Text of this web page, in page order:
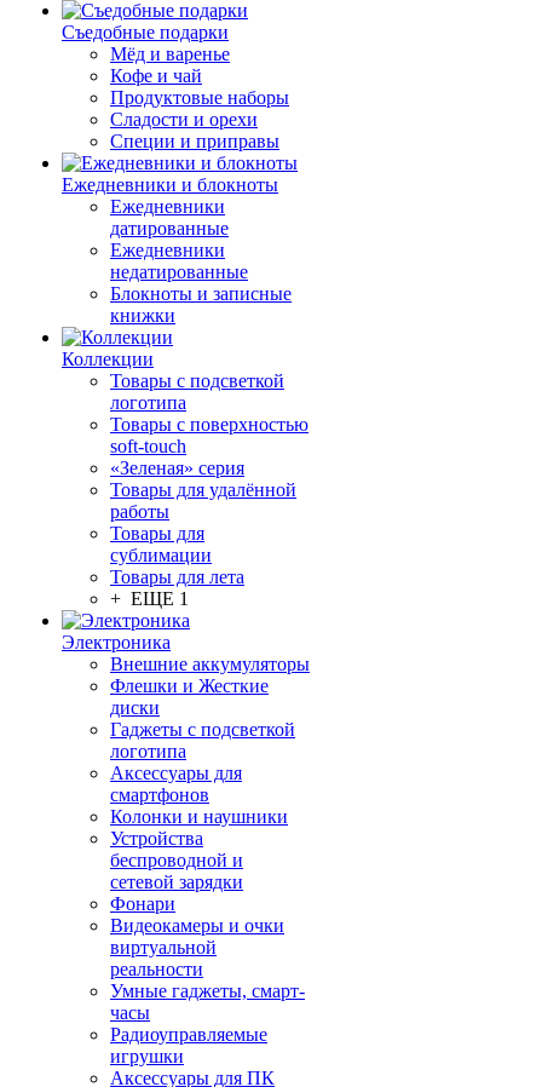
Съедобные подарки
Мёд и варенье
Кофе и чай
Продуктовые наборы
Сладости и орехи
Специи и приправы
Ежедневники и блокноты
Ежедневники
датированные
Ежедневники
недатированные
Блокноты и записные
книжки
Коллекции
Товары с подсветкой
логотипа
Товары с поверхностью
soft-touch
«Зеленая» серия
Товары для удалённой
работы
Товары для
сублимации
Товары для лета
+ ЕЩЕ 1
Электроника
Внешние аккумуляторы
Флешки и Жесткие
диски
Гаджеты с подсветкой
логотипа
Аксессуары для
смартфонов
Колонки и наушники
Устройства
беспроводной и
сетевой зарядки
Фонари
Видеокамеры и очки
виртуальной
реальности
Умные гаджеты, смарт-
часы
Радиоуправляемые
игрушки
Аксессуары для ПК